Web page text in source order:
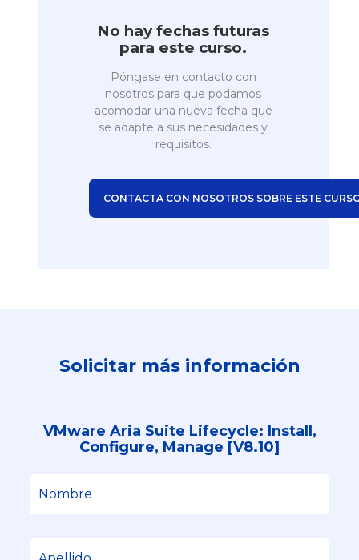
No hay fechas futuras
para este curso.
Póngase en contacto con
nosotros para que podamos
acomodar una nueva fecha que
se adapte a sus necesidades y
requisitos.
CONTACTA CON NOSOTROS SOBRE ESTE
Solicitar más información
VMware Aria Suite Lifecycle: Install,
Configure, Manage [V8.10]